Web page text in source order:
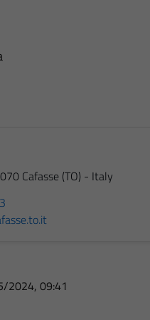
Cafasse (TO) - Italy
2024, 09:41